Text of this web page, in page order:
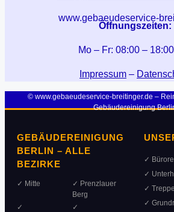
www.gebaeudeservice-
Öffnungszeiten:
Mo – Fr: 08:00 –
Impressum –
© www.gebaeudeservice-breitinger.de –
Gebäudereinigung
GEBÄUDEREINIGUNG
BERLIN – ALLE
BEZIRKE
✓ Mitte
✓ Prenzlauer
Berg
✓
✓
✓
✓
✓
✓